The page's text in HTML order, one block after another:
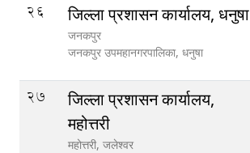
26 जिल्ला प्रशासन कार्यालय, धनुषा
जनकपुर
जनकपुर उपमहानगरपालिका, धनुषा
27
जिल्ला प्रशासन कार्यालय,
महोत्तरी
महोत्तरी, जलेश्वर